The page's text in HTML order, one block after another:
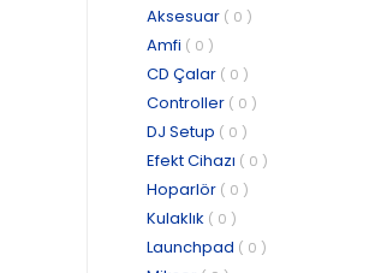
Aksesuar ( 0 )
Amfi ( 0 )
CD Çalar ( 0 )
Controller ( 0 )
DJ Setup ( 0 )
Efekt Cihazı ( 0 )
Hoparlör ( 0 )
Kulaklık ( 0 )
Launchpad ( 0 )